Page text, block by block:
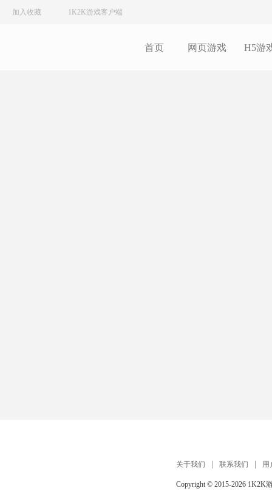
加入收藏 1K2K游戏客户端
首页 网页游戏 H5游
关于我们 联系我们 用
Copyright © 2015-2026 1K2K